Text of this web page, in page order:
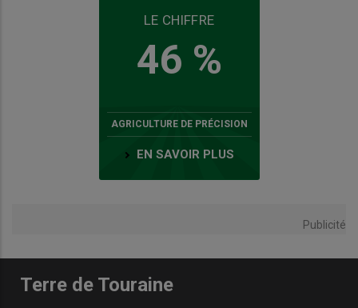
LE CHIFFRE
46 %
AGRICULTURE DE PRÉCISION
EN SAVOIR PLUS
Publicité
Terre de Touraine